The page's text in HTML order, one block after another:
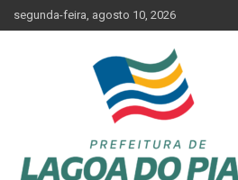
to
segunda-feira, agosto 10, 2026